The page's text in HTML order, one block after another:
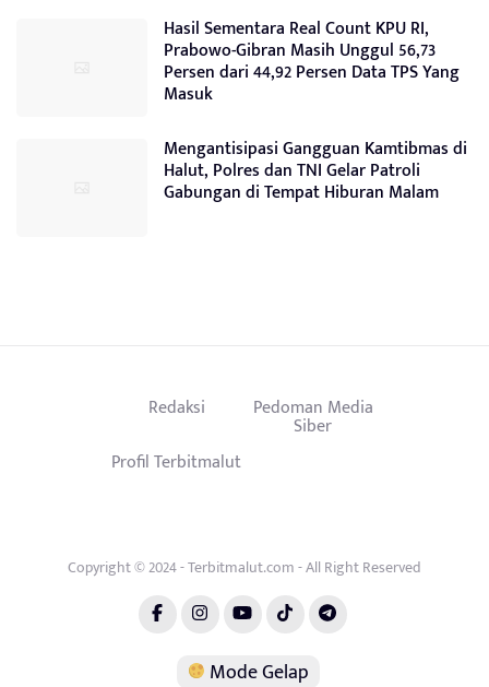
Hasil Sementara Real Count KPU RI,
Prabowo-Gibran Masih Unggul 56,73
Persen dari 44,92 Persen Data TPS Yang
Masuk
Mengantisipasi Gangguan Kamtibmas di
Halut, Polres dan TNI Gelar Patroli
Gabungan di Tempat Hiburan Malam
Redaksi Pedoman Media
Siber
Profil Terbitmalut
Copyright © 2024 - Terbitmalut.com - All Right Reserved
Mode Gelap